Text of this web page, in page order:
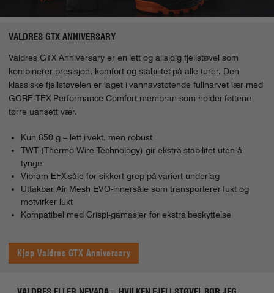
VALDRES GTX ANNIVERSARY
Valdres GTX Anniversary er en lett og allsidig fjellstøvel som
kombinerer presisjon, komfort og stabilitet på alle turer. Den
klassiske fjellstøvelen er laget i vannavstøtende fullnarvet lær med
GORE-TEX Performance Comfort-membran som holder føttene
tørre uansett vær.
Kun 650 g – lett i vekt, men robust
TWT (Thermo Wire Technology) gir ekstra stabilitet uten å
tynge
Vibram EFX-såle for sikkert grep på variert underlag
Uttakbar Air Mesh EVO-innersåle som transporterer fukt og
motvirker lukt
Kompatibel med Crispi-gamasjer for ekstra beskyttelse
Kjøp Valdres GTX Anniversary